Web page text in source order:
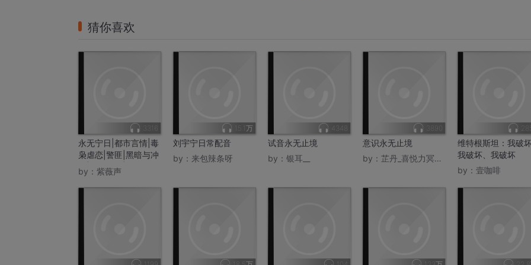
猜你喜欢
3316
永无宁日|都市言情|毒
枭虐恋|警匪|黑暗与冲
突|涅槃重生|金三角之
殇|相爱相杀
by： 紫薇声
15.1万
刘宇宁日常配音
by： 来包辣条呀
4348
试音永无止境
by： 银耳__
3890
意识永无止境
by： 芷丹_喜悦力冥想导师
维特根斯坦：我破坏
我破坏、我破坏
by： 壹咖啡